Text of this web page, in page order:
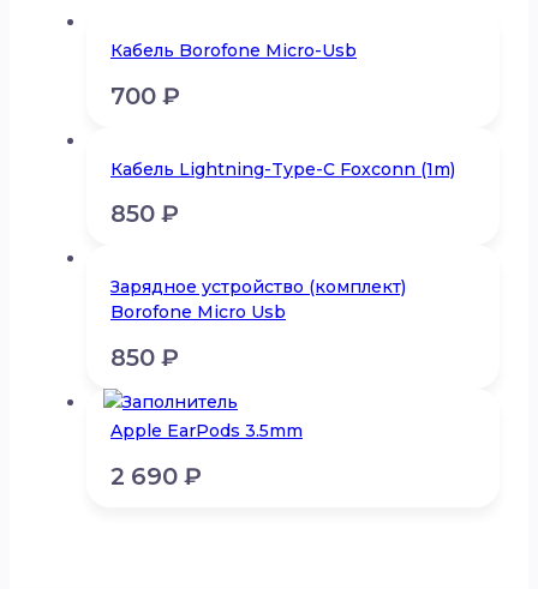
Кабель Borofone Micro-Usb
700 ₽
Кабель Lightning-Type-C Foxconn (1m)
850 ₽
Зарядное устройство (комплект)
Borofone Micro Usb
850 ₽
Apple EarPods 3.5mm
2 690 ₽